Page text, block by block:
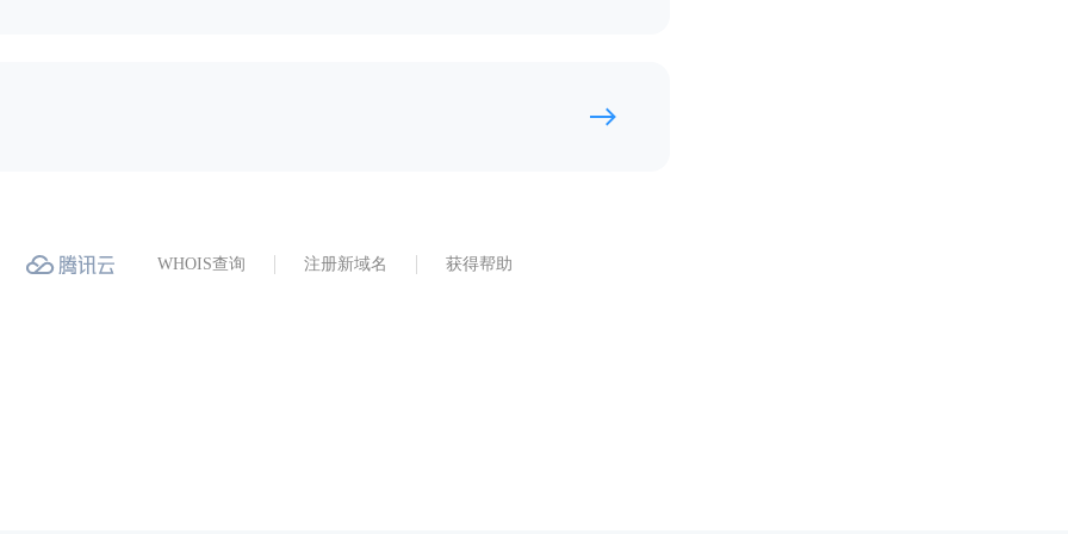
WHOIS查询 注册新域名 获得帮助